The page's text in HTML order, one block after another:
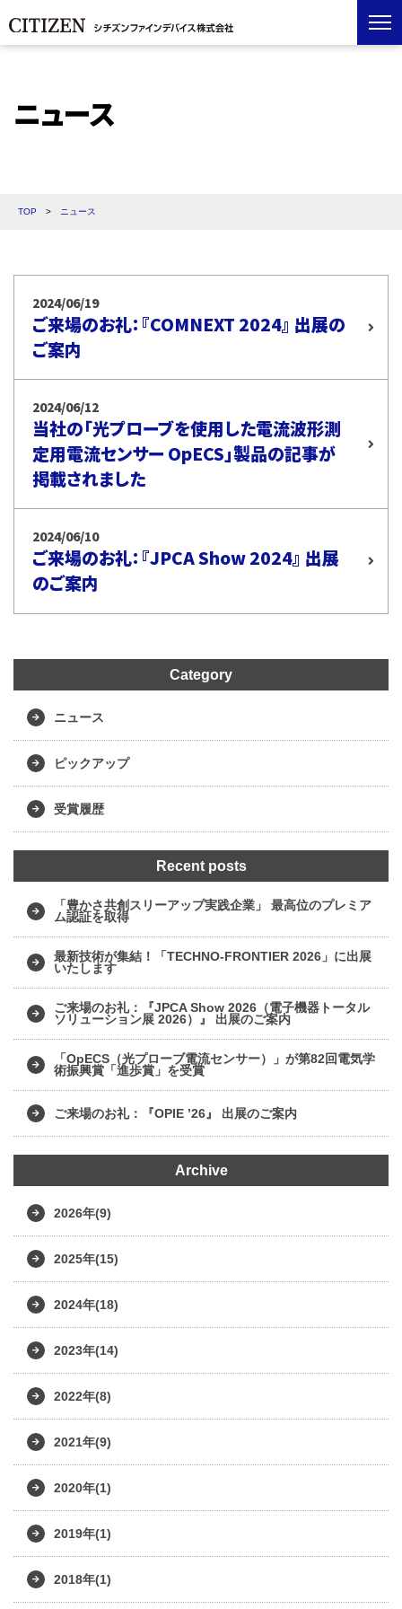
ニュース
TOP > ニュース
2024/06/19
ご来場のお礼：『COMNEXT 2024』 出展の
ご案内
2024/06/12
当社の「光プローブを使用した電流波形測
定用電流センサー OpECS」製品の記事が
掲載されました
2024/06/10
ご来場のお礼：『JPCA Show 2024』 出展
のご案内
Category
ニュース
ピックアップ
受賞履歴
Recent posts
「豊かさ共創スリーアップ実践企業」 最高位のプレミア
ム認証を取得
最新技術が集結！「TECHNO-FRONTIER 2026」に出展
いたします
ご来場のお礼：『JPCA Show 2026（電子機器トータル
ソリューション展 2026）』 出展のご案内
「OpECS（光プローブ電流センサー）」が第82回電気学
術振興賞「進歩賞」を受賞
ご来場のお礼：『OPIE ’26』 出展のご案内
Archive
2026年(9)
2025年(15)
2024年(18)
2023年(14)
2022年(8)
2021年(9)
2020年(1)
2019年(1)
2018年(1)